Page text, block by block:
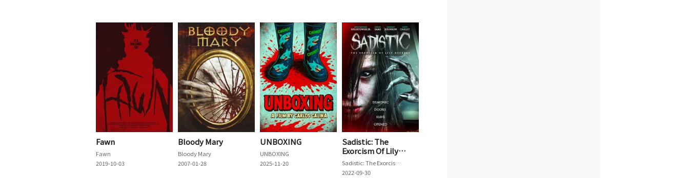
Fawn
Fawn
2019-10-03
Bloody Mary
Bloody Mary
2007-01-28
UNBOXING
UNBOXING
2025-11-20
Sadistic: The
Exorcism Of Lily
Deckert
Sadistic: The Exorcism Of Lily Deckert
2022-09-30